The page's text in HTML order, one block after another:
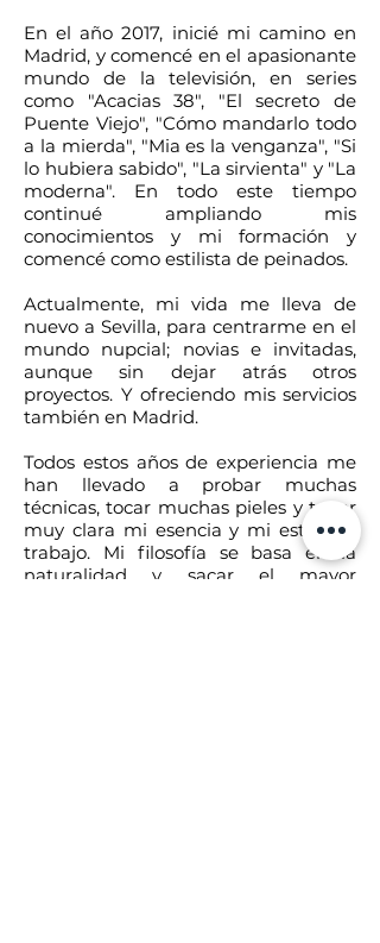
En el año 2017, inicié mi camino en
Madrid, y comencé en el apasionante
mundo de la televisión, en series
como "Acacias 38", "El secreto de
Puente Viejo", "Cómo mandarlo todo
a la mierda", "Mia es la venganza", "Si
lo hubiera sabido", "La sirvienta" y "La
moderna". En todo este tiempo
continué ampliando mis
conocimientos y mi formación y
comencé como estilista de peinados.
Actualmente, mi vida me lleva de
nuevo a Sevilla, para centrarme en el
mundo nupcial; novias e invitadas,
aunque sin dejar atrás otros
proyectos. Y ofreciendo mis servicios
también en Madrid.
Todos estos años de experiencia me
han llevado a probar muchas
técnicas, tocar muchas pieles y tener
muy clara mi esencia y mi estilo de
trabajo. Mi filosofía se basa en la
naturalidad y sacar el mayor